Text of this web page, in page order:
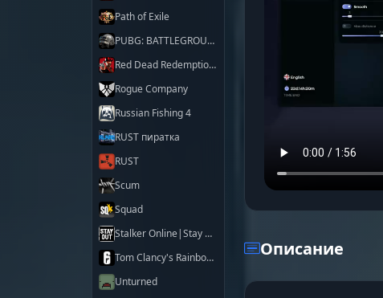
Path of Exile
PUBG: BATTLEGROUNDS
Red Dead Redemption 2
Rogue Company
Russian Fishing 4
RUST пиратка
RUST
Scum
Squad
Stalker Online|Stay Out
Tom Clancy's Rainbow Six Siege X
Unturned
Описание